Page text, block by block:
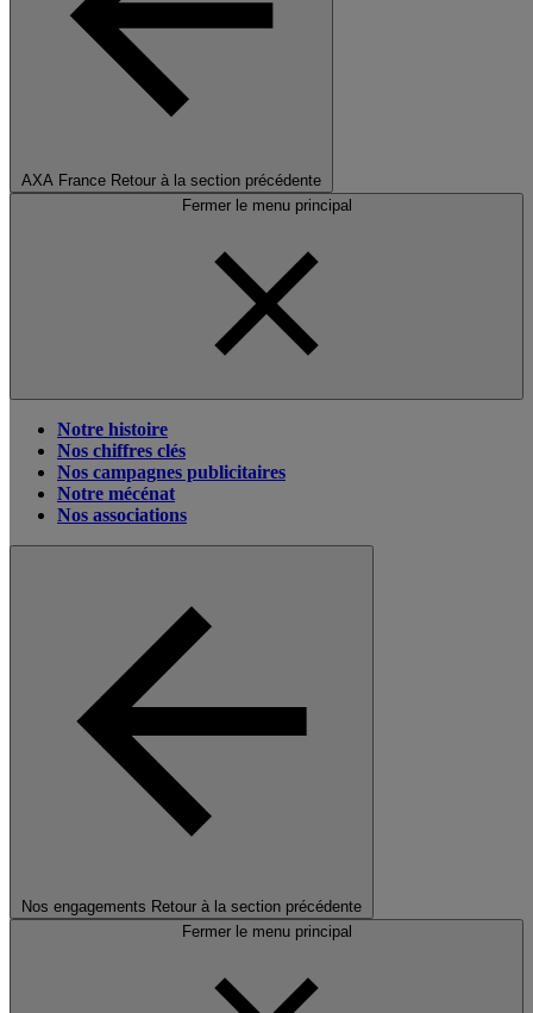
AXA France Retour à la section précédente
Fermer le menu principal
Notre histoire
Nos chiffres clés
Nos campagnes publicitaires
Notre mécénat
Nos associations
Nos engagements Retour à la section précédente
Fermer le menu principal